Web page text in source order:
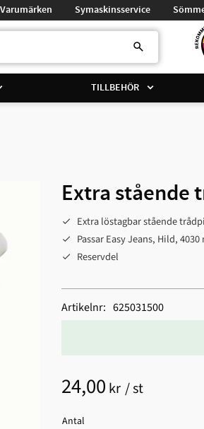
Varumärken Symaskinsservice
TILLBEHÖR
Extra stående
Extra löstagbar stående
Passar Easy Jeans, Hild,
Reservdel
24,00 kr /st
Antal
Artikelnr 625031500